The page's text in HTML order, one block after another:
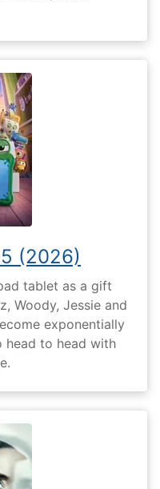
(2026)
tablet as a gift
Woody, Jessie and
exponentially
head to head with